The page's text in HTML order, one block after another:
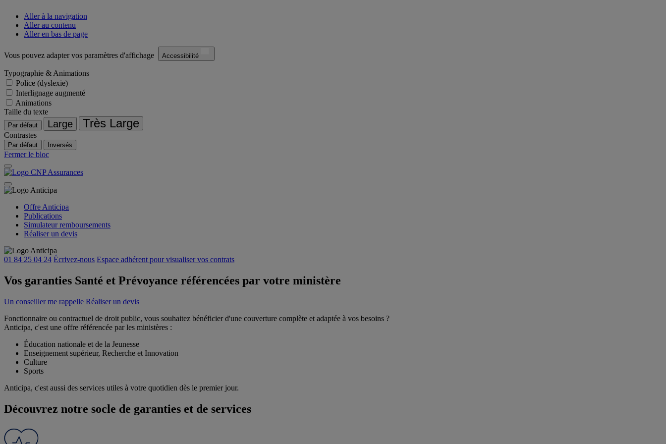
Aller à la navigation
Aller au contenu
Aller en bas de page
Vous pouvez adapter vos paramètres d'affichage Accessibilité
Typographie & Animations
Police (dyslexie)
Interlignage augmenté
Animations
Taille du texte
Par défaut Large Très Large
Contrastes
Par défaut Inversés
Fermer le bloc
Offre Anticipa
Publications
Simulateur remboursements
Réaliser un devis
01 84 25 04 24 Écrivez-nous Espace adhérent pour visualiser vos contrats
Vos garanties Santé et Prévoyance référencées par votre ministère
Un conseiller me rappelle Réaliser un devis
Fonctionnaire ou contractuel de droit public, vous souhaitez bénéficier d'une couverture complète et adaptée à vos besoins ?
Anticipa, c'est une offre référencée par les ministères :
Éducation nationale et de la Jeunesse
Enseignement supérieur, Recherche et Innovation
Culture
Sports
Anticipa, c'est aussi des services utiles à votre quotidien dès le premier jour.
Découvrez notre socle de garanties et de services